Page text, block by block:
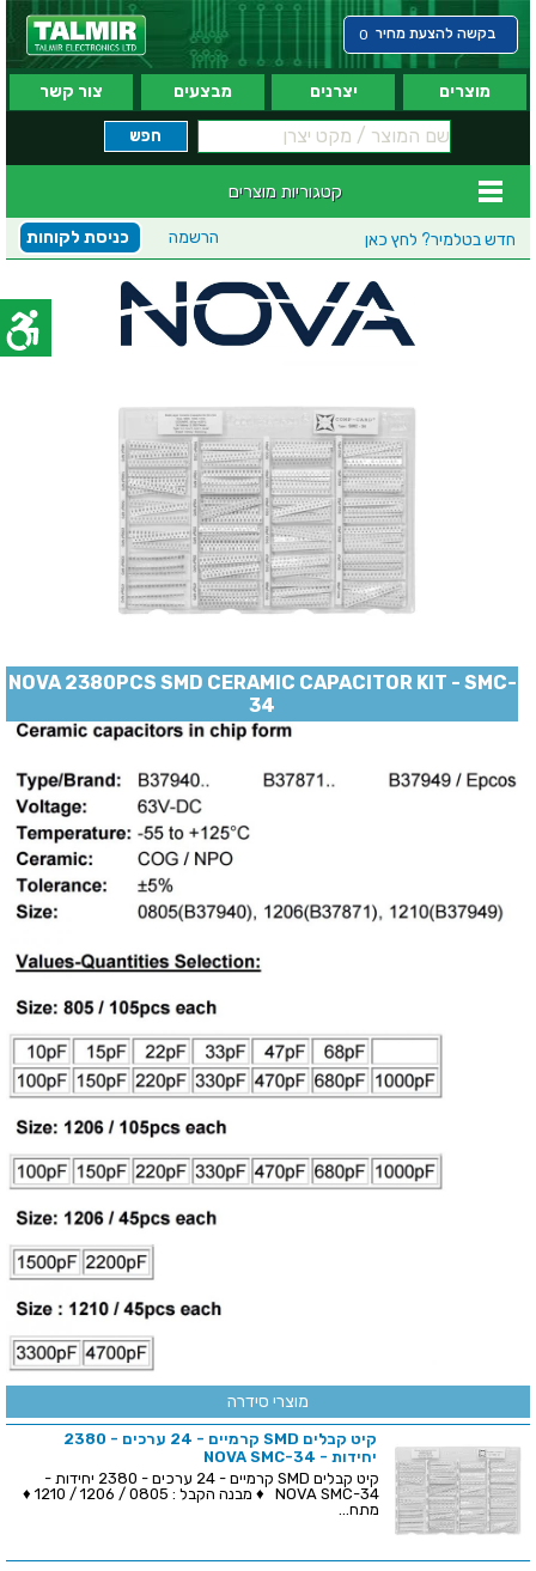
בקשה להצעת מחיר 0
מוצרים יצרנים מבצעים צור קשר
קטגוריות מוצרים
חדש בטלמיר? לחץ כאן כניסת לקוחות הרשמה
NOVA 2380PCS SMD CERAMIC CAPACITOR KIT - SMC-
34
מוצרי סידרה
קיט קבלים SMD קרמיים - 24 ערכים - 2380
יחידות - NOVA SMC-34
קיט קבלים SMD קרמיים - 24 ערכים - 2380 יחידות -
NOVA SMC-34 ♦ מבנה הקבל : 0805 / 1206 / 1210 ♦
מתח...